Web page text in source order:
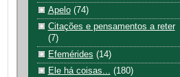
Apelo (74)
Citações e pensamentos a reter
(7)
Efemérides (14)
Ele há coisas... (180)